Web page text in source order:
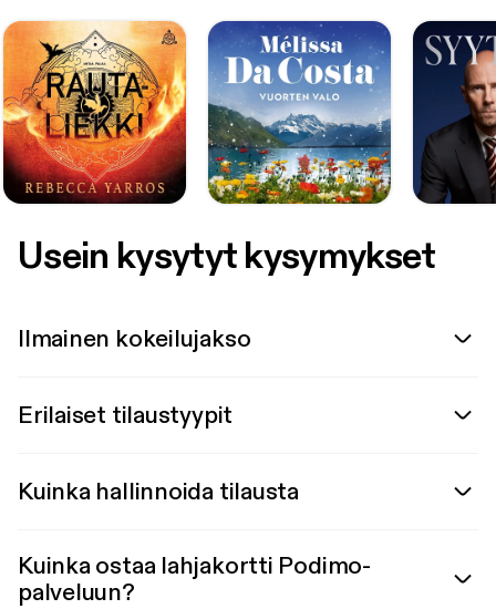
Usein kysytyt kysymykset
Ilmainen kokeilujakso
Erilaiset tilaustyypit
Kuinka hallinnoida tilausta
Kuinka ostaa lahjakortti Podimo-
palveluun?